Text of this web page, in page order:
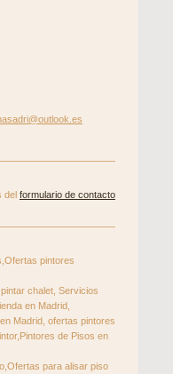
del formulario de contacto
pintores
chalet, Servicios
en Madrid,
Madrid, ofertas pintores
de Pisos en
para alisar piso